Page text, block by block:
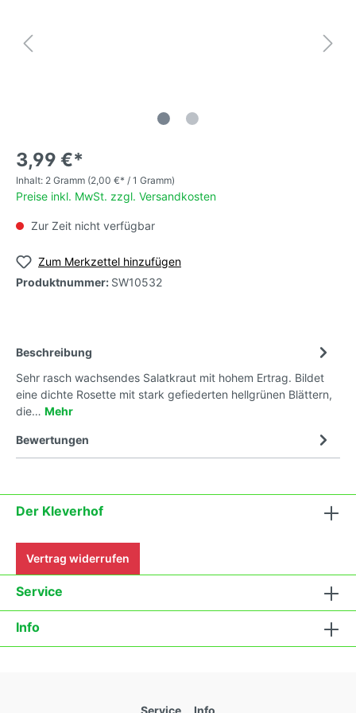
3,99 €*
Inhalt: 2 Gramm (2,00 €* / 1 Gramm)
Preise inkl. MwSt. zzgl. Versandkosten
Zur Zeit nicht verfügbar
Zum Merkzettel hinzufügen
Produktnummer: SW10532
Beschreibung
Sehr rasch wachsendes Salatkraut mit hohem Ertrag. Bildet
eine dichte Rosette mit stark gefiederten hellgrünen Blättern,
die… Mehr
Bewertungen
Der Kleverhof
Vertrag widerrufen
Service
Info
Service Info